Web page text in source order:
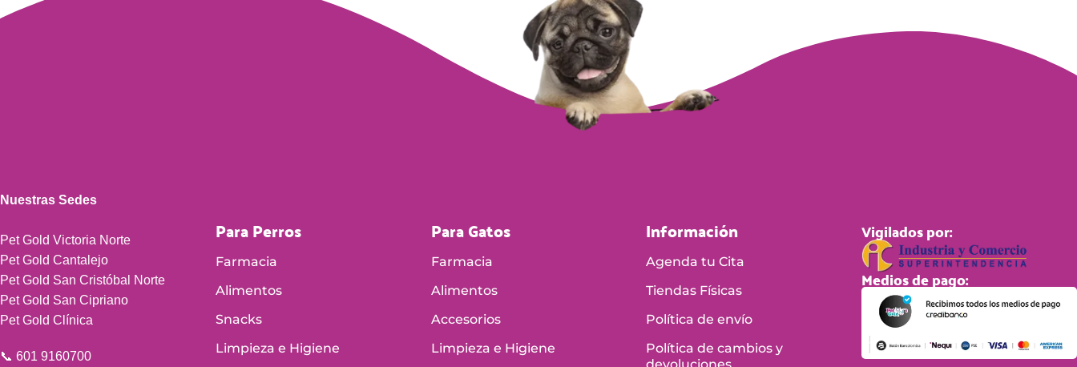
Nuestras Sedes
Pet Gold Victoria Norte
Pet Gold Cantalejo
Pet Gold San Cristóbal Norte
Pet Gold San Cipriano
Pet Gold Clínica
📞 601 9160700
Para Perros
Farmacia
Alimentos
Snacks
Limpieza e Higiene
Para Gatos
Farmacia
Alimentos
Accesorios
Limpieza e Higiene
Información
Agenda tu Cita
Tiendas Físicas
Política de envío
Política de cambios y
devoluciones
Vigilados por:
Medios de pago: